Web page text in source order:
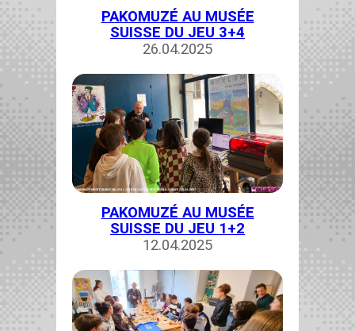
PAKOMUZÉ AU MUSÉE
SUISSE DU JEU 3+4
26.04.2025
PAKOMUZÉ AU MUSÉE
SUISSE DU JEU 1+2
12.04.2025